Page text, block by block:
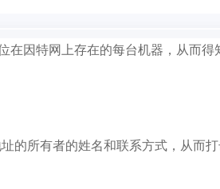
因特网上存在的每台机器，从而得
的所有者的姓名和联系方式，从而打